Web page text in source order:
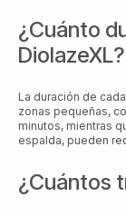
¿Cuánto
DiolazeXL?
La duración de
zonas pequeñas,
minutos, mientras
espalda, pueden
¿Cuántos